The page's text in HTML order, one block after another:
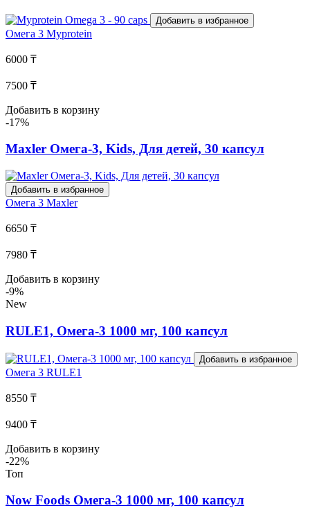
Добавить в избранное
Омега 3 Myprotein
6000 ₸
7500 ₸
Добавить в корзину
-17%
Maxler Омега-3, Kids, Для детей, 30 капсул
Добавить в избранное
Омега 3 Maxler
6650 ₸
7980 ₸
Добавить в корзину
-9%
New
RULE1, Омега-3 1000 мг, 100 капсул
Добавить в избранное
Омега 3 RULE1
8550 ₸
9400 ₸
Добавить в корзину
-22%
Топ
Now Foods Омега-3 1000 мг, 100 капсул